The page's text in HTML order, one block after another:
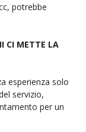
potrebbe
CI METTE LA
esperienza solo
servizio,
per un